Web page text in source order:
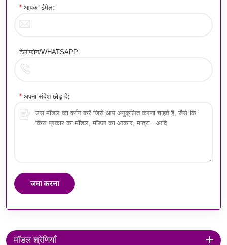
* आपका ईमेल:
टेलीफोन/WHATSAPP:
* अपना संदेश छोड़ दें:
जमा करना
मॉडल श्रेणियाँ